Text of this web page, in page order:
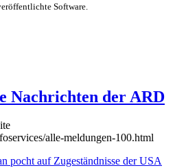
Software.
Nachrichten der ARD
alle-meldungen-100.html
pocht auf Zugeständnisse der USA